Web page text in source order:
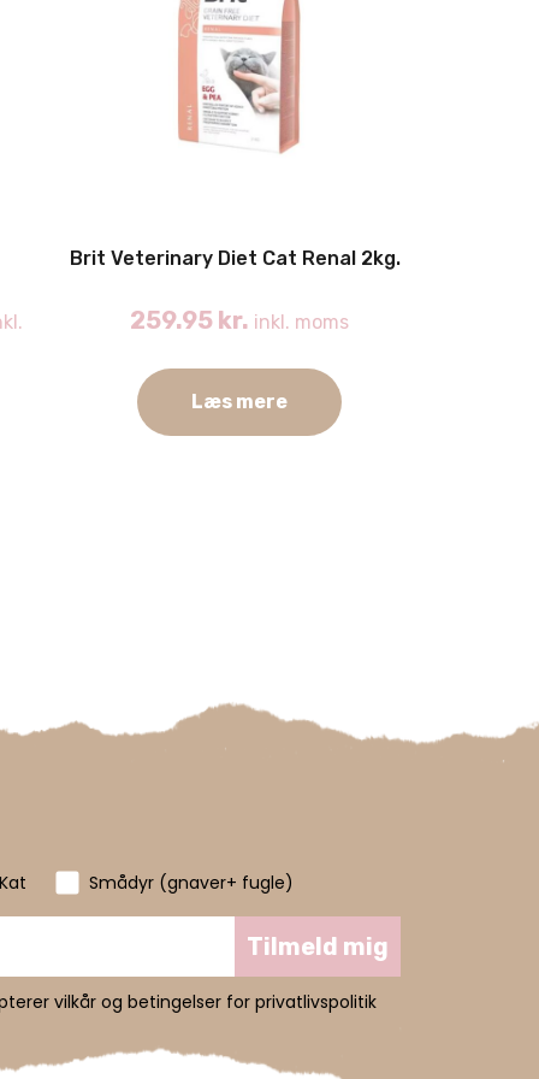
Brit Veterinary Diet Cat Renal 2kg.
259.95 kr. inkl. moms
Læs mere
Kat Smådyr (gnaver+ fugle)
Tilmeld mig
vilkår og betingelser for privatlivspolitik